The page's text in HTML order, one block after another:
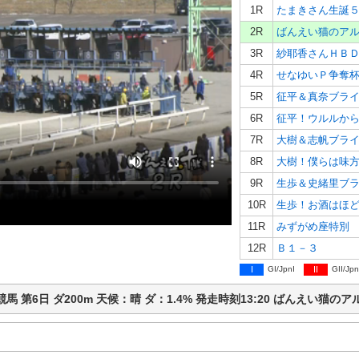
1R
たまきさん生
2R
ばんえい猫のア
3R
紗耶香さんＨＢ
4R
せなゆいＰ争
5R
征平＆真奈ブ
6R
征平！ウルルか
7R
大樹＆志帆ブ
8R
大樹！僕らは
9R
生歩＆史緒里
10R
生歩！お酒は
11R
みずがめ座特
12R
Ｂ１－３
I GI/JpnI II GII/
馬 第6日 ダ200m 天候：晴 ダ：1.4% 発走時刻13:20 ばんえい猫の